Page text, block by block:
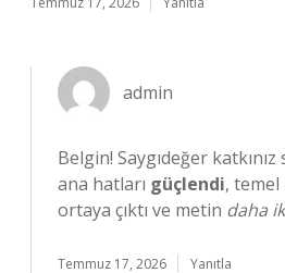
admin
Belgin! Saygıdeğer
ana hatları güçlendi,
ortaya çıktı ve metin daha
Temmuz 17, 2026 Yanıtla